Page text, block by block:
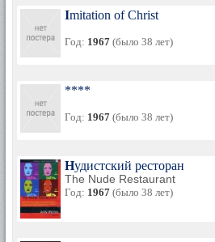
Imitation of Christ
Год: 1967 (было 38 лет)
****
Год: 1967 (было 38 лет)
Нудистский ресторан
The Nude Restaurant
Год: 1967 (было 38 лет)